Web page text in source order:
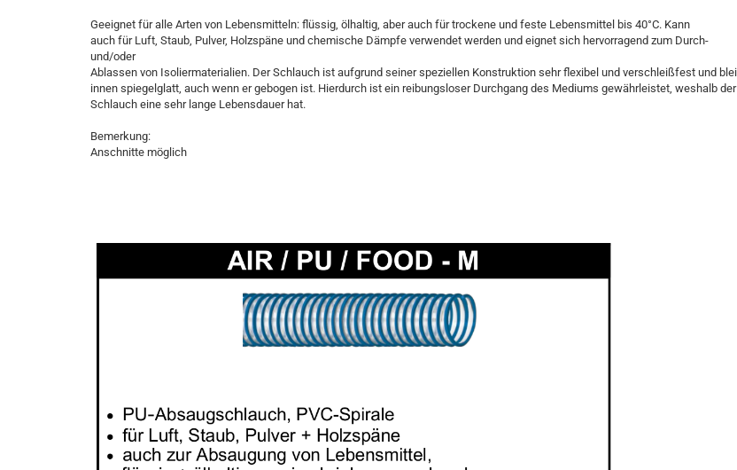
Geeignet für alle Arten von Lebensmitteln: flüssig, ölhaltig, aber auch für trockene und feste Lebensmittel bis 40°C. Kann
auch für Luft, Staub, Pulver, Holzspäne und chemische Dämpfe verwendet werden und eignet sich hervorragend zum Durch-
und/oder
Ablassen von Isoliermaterialien. Der Schlauch ist aufgrund seiner speziellen Konstruktion sehr flexibel und verschleißfest und
innen spiegelglatt, auch wenn er gebogen ist. Hierdurch ist ein reibungsloser Durchgang des Mediums gewährleistet, weshalb der
Schlauch eine sehr lange Lebensdauer hat.
Bemerkung:
Anschnitte möglich